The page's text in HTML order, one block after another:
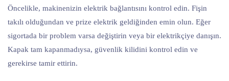
Öncelikle, makinenizin elektrik bağlantısını kontrol edin. Fişin
takılı olduğundan ve prize elektrik geldiğinden emin olun. Eğer
sigortada bir problem varsa değiştirin veya bir elektrikçiye danışın.
Kapak tam kapanmadıysa, güvenlik kilidini kontrol edin ve
gerekirse tamir ettirin.